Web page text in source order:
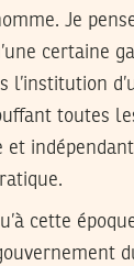
Je
certaine
l’institution
toutes
et
cette